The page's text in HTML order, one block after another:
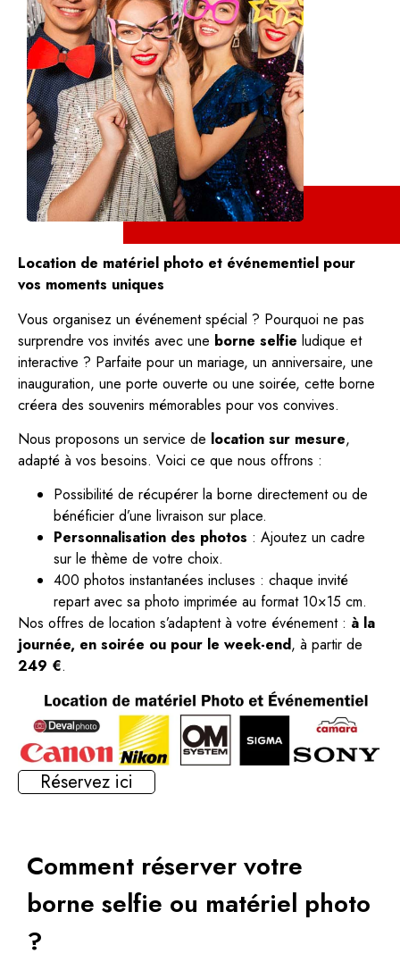
Location de matériel photo et événementiel pour
vos moments uniques
Vous organisez un événement spécial ? Pourquoi ne pas
surprendre vos invités avec une borne selfie ludique et
interactive ? Parfaite pour un mariage, un anniversaire, une
inauguration, une porte ouverte ou une soirée, cette borne
créera des souvenirs mémorables pour vos convives.
Nous proposons un service de location sur mesure,
adapté à vos besoins. Voici ce que nous offrons :
Possibilité de récupérer la borne directement ou de
bénéficier d’une livraison sur place.
Personnalisation des photos : Ajoutez un cadre
sur le thème de votre choix.
400 photos instantanées incluses : chaque invité
repart avec sa photo imprimée au format 10×15 cm.
Nos offres de location s’adaptent à votre événement : à la
journée, en soirée ou pour le week-end, à partir de
249 €.
Réservez ici
Comment réserver votre
borne selfie ou matériel photo
?